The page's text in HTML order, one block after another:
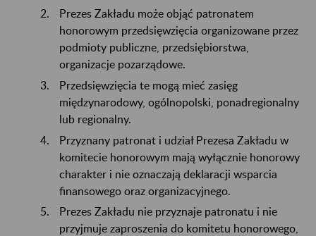
Prezes Zakładu może objąć patronatem
honorowym przedsięwzięcia organizowane przez
podmioty publiczne, przedsiębiorstwa,
organizacje pozarządowe.
Przedsięwzięcia te mogą mieć zasięg
międzynarodowy, ogólnopolski, ponadregionalny
lub regionalny.
Przyznany patronat i udział Prezesa Zakładu w
komitecie honorowym mają wyłącznie honorowy
charakter i nie oznaczają deklaracji wsparcia
finansowego oraz organizacyjnego.
Prezes Zakładu nie przyznaje patronatu i nie
przyjmuje zaproszenia do komitetu honorowego,